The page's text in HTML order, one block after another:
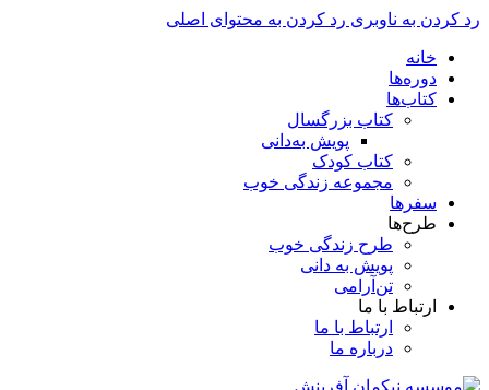
رد کردن به ناوبری رد کردن به محتوای اصلی
خانه
دوره‌ها
کتاب‌ها
کتاب بزرگسال
پویش به‌دانی
کتاب کودک
مجموعه زندگی خوب
سفرها
طرح‌ها
طرح زندگی خوب
پویش به دانی
تن‌آرامی
ارتباط با ما
ارتباط با ما
درباره ما